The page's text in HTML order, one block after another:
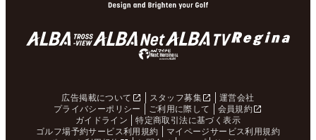
広告掲載について スタッフ募集
運営会社
プライバシーポリシー
ご利用に際して
会員規約
ガイドライン
特定商取引法に基づく表示
ゴルフ場予約サービス利用規約
マイページサービス利用規約